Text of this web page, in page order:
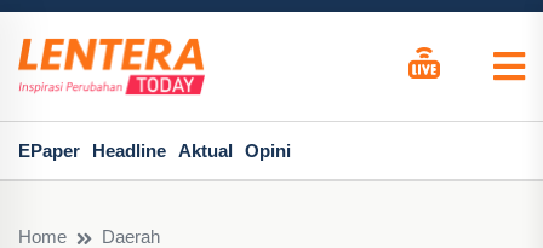
EPaper Headline Aktual Opini
Home
Daerah